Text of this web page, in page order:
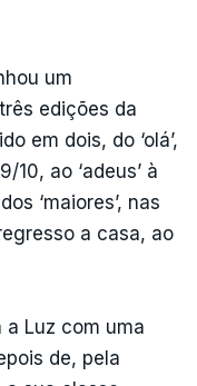
um
edições da
em dois, do ‘olá’,
ao ‘adeus’ à
‘maiores’, nas
a casa, ao
Luz com uma
de, pela